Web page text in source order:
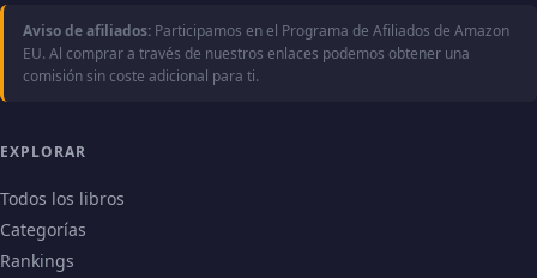
Aviso de afiliados: Participamos en el Programa de Afiliados de Amazon
EU. Al comprar a través de nuestros enlaces podemos obtener una
comisión sin coste adicional para ti.
EXPLORAR
Todos los libros
Categorías
Rankings